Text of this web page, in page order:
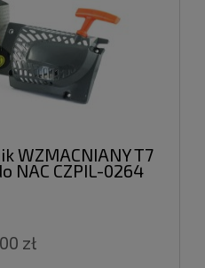
WZMACNIANY T7
NAC CZPIL-0264
zł